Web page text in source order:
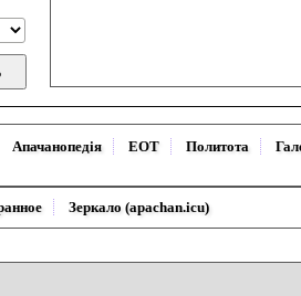
Апачанопедiя ЕОТ Политота
Зеркало (apachan.icu)